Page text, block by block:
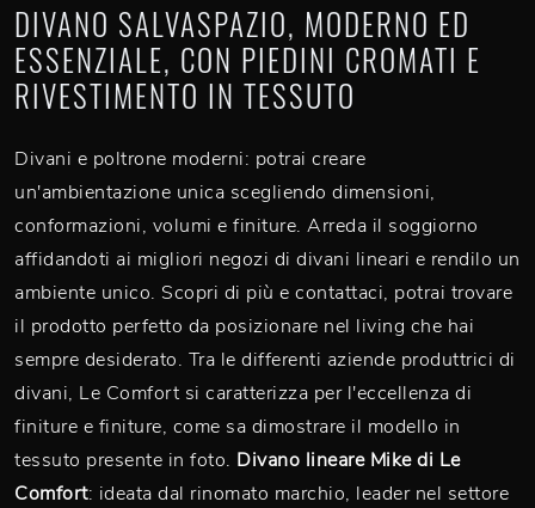
DIVANO SALVASPAZIO, MODERNO ED
ESSENZIALE, CON PIEDINI CROMATI E
RIVESTIMENTO IN TESSUTO
Divani e poltrone moderni: potrai creare
un'ambientazione unica scegliendo dimensioni,
conformazioni, volumi e finiture. Arreda il soggiorno
affidandoti ai migliori negozi di divani lineari e rendilo un
ambiente unico. Scopri di più e contattaci, potrai trovare
il prodotto perfetto da posizionare nel living che hai
sempre desiderato. Tra le differenti aziende produttrici di
divani, Le Comfort si caratterizza per l'eccellenza di
finiture e finiture, come sa dimostrare il modello in
tessuto presente in foto. Divano lineare Mike di Le
Comfort: ideata dal rinomato marchio, leader nel settore